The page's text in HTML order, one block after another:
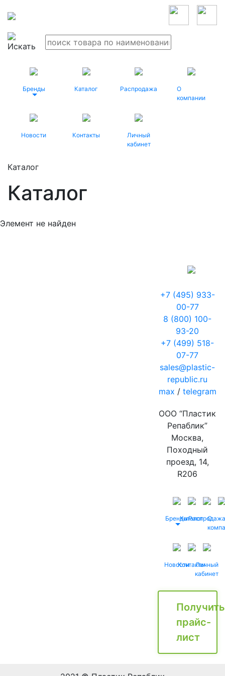
Бренды Каталог Распродажа
О
компании
Новости Контакты
Личный
кабинет
Каталог
Каталог
Элемент не найден
+7 (495) 933-
00-77
8 (800) 100-
93-20
+7 (499) 518-
07-77
sales@plastic-
republic.ru
max / telegram
ООО “Пластик
Репаблик”
Москва,
Походный
проезд, 14,
R206
БрендыКаталог
Распродажа
О
НовостиКонтактыЛичный
кабинет
Получить
прайс-
лист